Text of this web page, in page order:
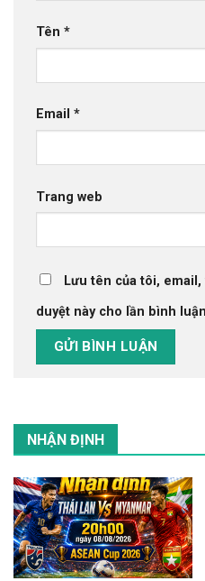
Tên *
Email *
Trang web
Lưu tên của tôi,
duyệt này cho lần bình
NHẬN ĐỊNH